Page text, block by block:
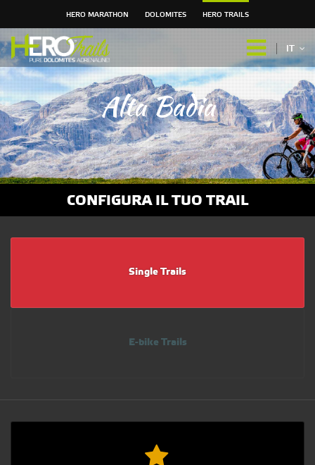
HERO MARATHON DOLOMITES HERO TRAILS
IT
Alta Badia
CONFIGURA IL TUO TRAIL
Single Trails
E-bike Trails